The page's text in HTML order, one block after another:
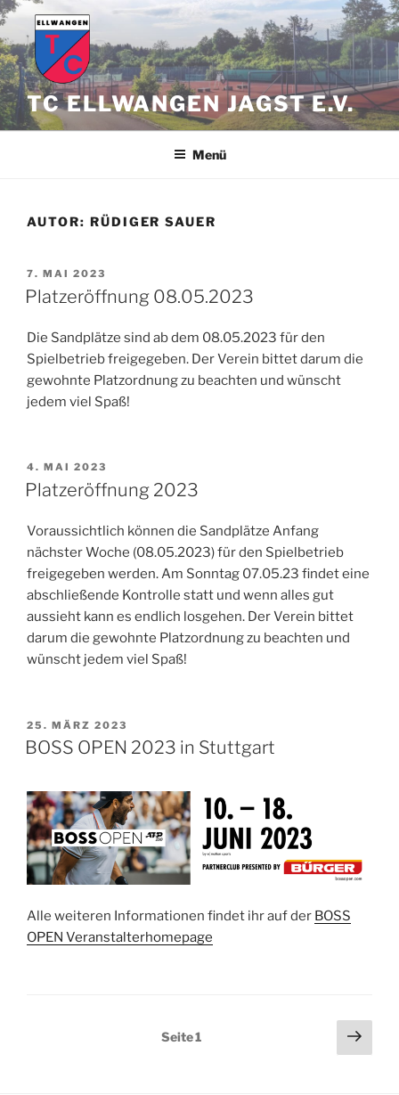
Zum
Inhalt
springen
TC ELLWANGEN JAGST E.V.
Menü
AUTOR: RÜDIGER SAUER
VERÖFFENTLICHT
AM
7. MAI 2023
Platzeröffnung 08.05.2023
Die Sandplätze sind ab dem 08.05.2023 für den
Spielbetrieb freigegeben. Der Verein bittet darum die
gewohnte Platzordnung zu beachten und wünscht
jedem viel Spaß!
VERÖFFENTLICHT
AM
4. MAI 2023
Platzeröffnung 2023
Voraussichtlich können die Sandplätze Anfang
nächster Woche (08.05.2023) für den Spielbetrieb
freigegeben werden. Am Sonntag 07.05.23 findet eine
abschließende Kontrolle statt und wenn alles gut
aussieht kann es endlich losgehen. Der Verein bittet
darum die gewohnte Platzordnung zu beachten und
wünscht jedem viel Spaß!
VERÖFFENTLICHT
AM
25. MÄRZ 2023
BOSS OPEN 2023 in Stuttgart
Alle weiteren Informationen findet ihr auf der BOSS
OPEN Veranstalterhomepage
Seitennummerierung
Seite1